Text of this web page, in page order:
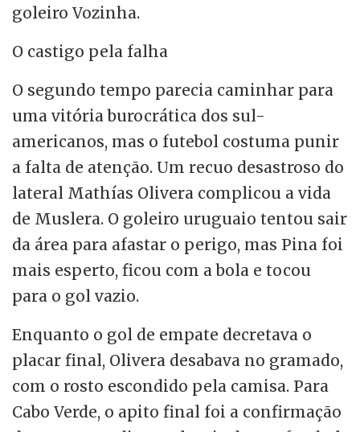
goleiro Vozinha.
O castigo pela falha
O segundo tempo parecia caminhar para
uma vitória burocrática dos sul-
americanos, mas o futebol costuma punir
a falta de atenção. Um recuo desastroso do
lateral Mathías Olivera complicou a vida
de Muslera. O goleiro uruguaio tentou sair
da área para afastar o perigo, mas Pina foi
mais esperto, ficou com a bola e tocou
para o gol vazio.
Enquanto o gol de empate decretava o
placar final, Olivera desabava no gramado,
com o rosto escondido pela camisa. Para
Cabo Verde, o apito final foi a confirmação